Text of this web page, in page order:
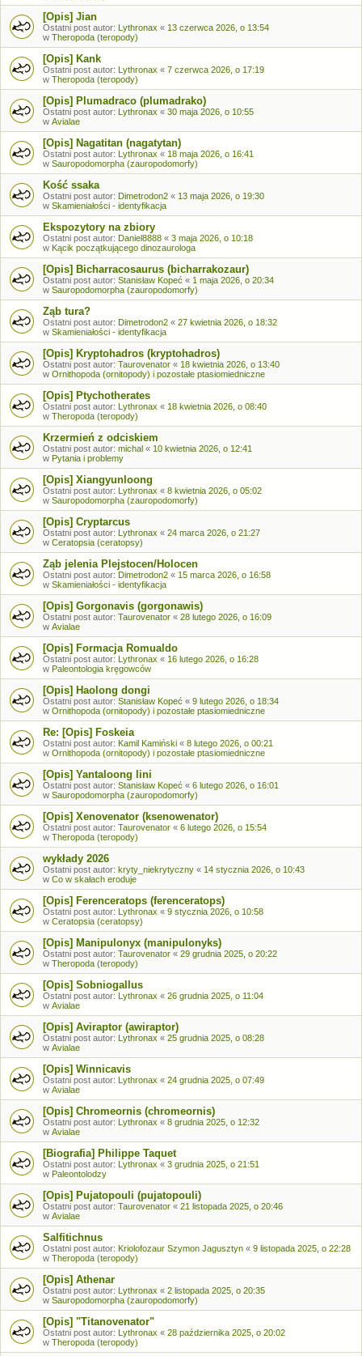
[Opis] Jian
Ostatni post autor: Lythronax « 13 czerwca 2026, o 13:54
w Theropoda (teropody)
[Opis] Kank
Ostatni post autor: Lythronax « 7 czerwca 2026, o 17:19
w Theropoda (teropody)
[Opis] Plumadraco (plumadrako)
Ostatni post autor: Lythronax « 30 maja 2026, o 10:55
w Avialae
[Opis] Nagatitan (nagatytan)
Ostatni post autor: Lythronax « 18 maja 2026, o 16:41
w Sauropodomorpha (zauropodomorfy)
Kość ssaka
Ostatni post autor: Dimetrodon2 « 13 maja 2026, o 19:30
w Skamieniałości - identyfikacja
Ekspozytory na zbiory
Ostatni post autor: Daniel8888 « 3 maja 2026, o 10:18
w Kącik początkującego dinozaurologa
[Opis] Bicharracosaurus (bicharrakozaur)
Ostatni post autor: Stanisław Kopeć « 1 maja 2026, o 20:34
w Sauropodomorpha (zauropodomorfy)
Ząb tura?
Ostatni post autor: Dimetrodon2 « 27 kwietnia 2026, o 18:32
w Skamieniałości - identyfikacja
[Opis] Kryptohadros (kryptohadros)
Ostatni post autor: Taurovenator « 18 kwietnia 2026, o 13:40
w Ornithopoda (ornitopody) i pozostałe ptasiomiedniczne
[Opis] Ptychotherates
Ostatni post autor: Lythronax « 18 kwietnia 2026, o 08:40
w Theropoda (teropody)
Krzermień z odciskiem
Ostatni post autor: michal « 10 kwietnia 2026, o 12:41
w Pytania i problemy
[Opis] Xiangyunloong
Ostatni post autor: Lythronax « 8 kwietnia 2026, o 05:02
w Sauropodomorpha (zauropodomorfy)
[Opis] Cryptarcus
Ostatni post autor: Lythronax « 24 marca 2026, o 21:27
w Ceratopsia (ceratopsy)
Ząb jelenia Plejstocen/Holocen
Ostatni post autor: Dimetrodon2 « 15 marca 2026, o 16:58
w Skamieniałości - identyfikacja
[Opis] Gorgonavis (gorgonawis)
Ostatni post autor: Taurovenator « 28 lutego 2026, o 16:09
w Avialae
[Opis] Formacja Romualdo
Ostatni post autor: Lythronax « 16 lutego 2026, o 16:28
w Paleontologia kręgowców
[Opis] Haolong dongi
Ostatni post autor: Stanisław Kopeć « 9 lutego 2026, o 18:34
w Ornithopoda (ornitopody) i pozostałe ptasiomiedniczne
Re: [Opis] Foskeia
Ostatni post autor: Kamil Kamiński « 8 lutego 2026, o 00:21
w Ornithopoda (ornitopody) i pozostałe ptasiomiedniczne
[Opis] Yantaloong lini
Ostatni post autor: Stanisław Kopeć « 6 lutego 2026, o 16:01
w Sauropodomorpha (zauropodomorfy)
[Opis] Xenovenator (ksenowenator)
Ostatni post autor: Taurovenator « 6 lutego 2026, o 15:54
w Theropoda (teropody)
wykłady 2026
Ostatni post autor: kryty_niekrytyczny « 14 stycznia 2026, o 10:43
w Co w skałach eroduje
[Opis] Ferenceratops (ferenceratops)
Ostatni post autor: Lythronax « 9 stycznia 2026, o 10:58
w Ceratopsia (ceratopsy)
[Opis] Manipulonyx (manipulonyks)
Ostatni post autor: Taurovenator « 29 grudnia 2025, o 20:22
w Theropoda (teropody)
[Opis] Sobniogallus
Ostatni post autor: Lythronax « 26 grudnia 2025, o 11:04
w Avialae
[Opis] Aviraptor (awiraptor)
Ostatni post autor: Lythronax « 25 grudnia 2025, o 08:28
w Avialae
[Opis] Winnicavis
Ostatni post autor: Lythronax « 24 grudnia 2025, o 07:49
w Avialae
[Opis] Chromeornis (chromeornis)
Ostatni post autor: Lythronax « 8 grudnia 2025, o 12:32
w Avialae
[Biografia] Philippe Taquet
Ostatni post autor: Lythronax « 3 grudnia 2025, o 21:51
w Paleontolodzy
[Opis] Pujatopouli (pujatopouli)
Ostatni post autor: Taurovenator « 21 listopada 2025, o 20:46
w Avialae
Salfitichnus
Ostatni post autor: Kriolofozaur Szymon Jagusztyn « 9 listopada 2025, o 22:28
w Theropoda (teropody)
[Opis] Athenar
Ostatni post autor: Lythronax « 2 listopada 2025, o 20:35
w Sauropodomorpha (zauropodomorfy)
[Opis] "Titanovenator"
Ostatni post autor: Lythronax « 28 października 2025, o 20:02
w Theropoda (teropody)